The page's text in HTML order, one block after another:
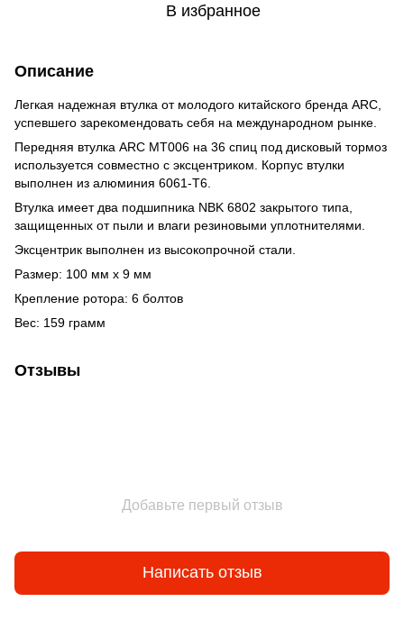
В избранное
Описание
Легкая надежная втулка от молодого китайского бренда ARC,
успевшего зарекомендовать себя на международном рынке.
Передняя втулка ARC МТ006 на 36 спиц под дисковый тормоз
используется совместно с эксцентриком. Корпус втулки
выполнен из алюминия 6061-Т6.
Втулка имеет два подшипника NBK 6802 закрытого типа,
защищенных от пыли и влаги резиновыми уплотнителями.
Эксцентрик выполнен из высокопрочной стали.
Размер: 100 мм х 9 мм
Крепление ротора: 6 болтов
Вес: 159 грамм
Отзывы
Добавьте первый отзыв
Написать отзыв